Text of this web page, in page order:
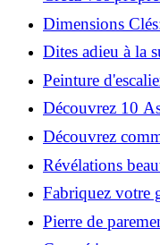
de la fabrication
Dimensions
salle de bains!
Dites adieu à la
vie plus simple!
Peinture
tutoriel facile et
Découvrez 10
Naturelle avec le
Découvrez
incitent à être
Révélations
insoupçonnés du
Fabriquez votre
simple et rapide
Pierre de
infaillibles pour